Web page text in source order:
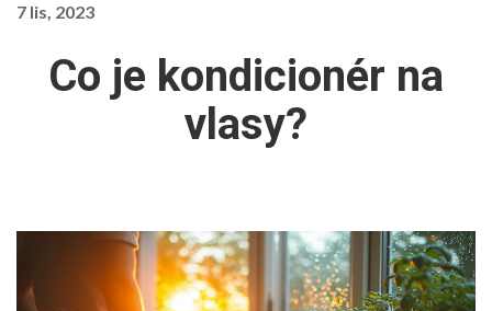
7 lis, 2023
Co je kondicionér na
vlasy?